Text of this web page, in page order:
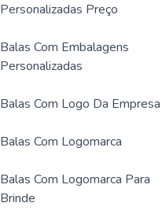
Personalizadas Preço
Balas Com Embalagens
Personalizadas
Balas Com Logo Da Empresa
Balas Com Logomarca
Balas Com Logomarca Para
Brinde